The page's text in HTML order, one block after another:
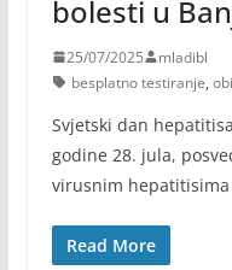
bolesti u
25/07/2025
mladibl
besplatno testiranje,
Svjetski dan
godine 28. jula,
virusnim
Read More